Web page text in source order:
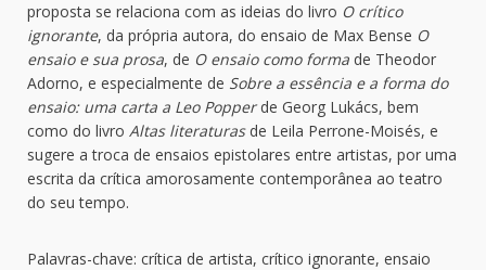
proposta se relaciona com as ideias do livro O crítico
ignorante, da própria autora, do ensaio de Max Bense O
ensaio e sua prosa, de O ensaio como forma de Theodor
Adorno, e especialmente de Sobre a essência e a forma do
ensaio: uma carta a Leo Popperde Georg Lukács, bem
como do livro Altas literaturasde Leila Perrone-Moisés, e
sugere a troca de ensaios epistolares entre artistas, por uma
escrita da crítica amorosamente contemporânea ao teatro
do seu tempo.
Palavras-chave: crítica de artista, crítico ignorante, ensaio